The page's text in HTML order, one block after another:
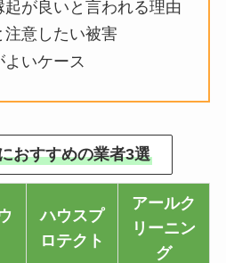
が良いと言われる理由
意したい被害
いケース
おすすめの業者3選
ハウスプ
ロテクト
アールク
リーニン
グ